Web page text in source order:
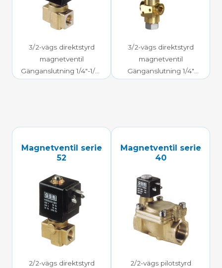
3/2-vägs direktstyrd
magnetventil
Gänganslutning 1/4″-1/8″
3/2-vägs direktstyrd
magnetventil
Gänganslutning 1/4″
Magnetventil serie
52
2/2-vägs direktstyrd
Magnetventil serie
40
2/2-vägs pilotstyrd